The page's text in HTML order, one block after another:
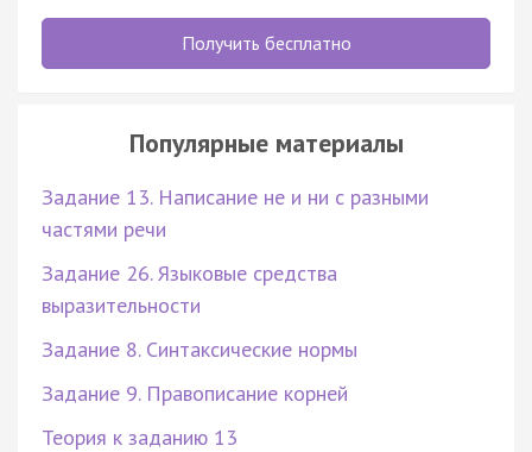
Получить бесплатно
Популярные материалы
Задание 13. Написание не и ни с разными
частями речи
Задание 26. Языковые средства
выразительности
Задание 8. Синтаксические нормы
Задание 9. Правописание корней
Теория к заданию 13